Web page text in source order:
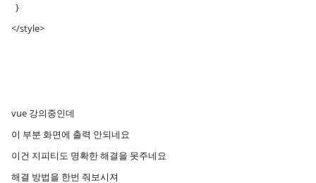
}
</style>
vue 강의중인데
이 부분 화면에 출력 안되네요
이건 지피티도 명확한 해결을 못주네요
해결 방법을 한번 줘보시져